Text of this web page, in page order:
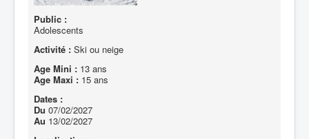
Public :
Adolescents
Activité : Ski ou neige
Age Mini : 13 ans
Age Maxi : 15 ans
Dates :
Du 07/02/2027
Au 13/02/2027